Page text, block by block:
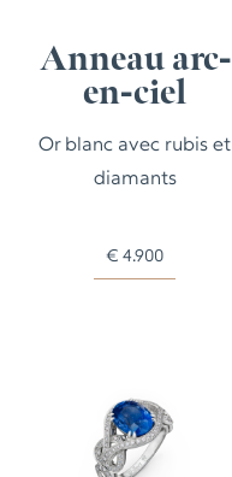
Anneau arc-
en-ciel
Or blanc avec rubis et
diamants
€ 4.900